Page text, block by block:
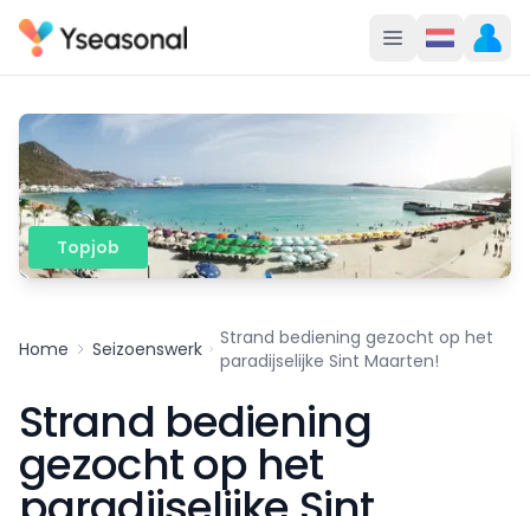
Topjob
Home Seizoenswerk
Strand bediening gezocht op het
paradijselijke Sint Maarten!
Strand bediening
gezocht op het